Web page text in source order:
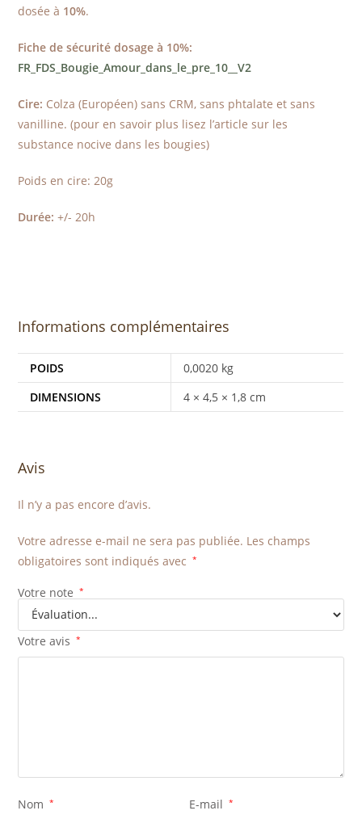
dosée à 10%.
Fiche de sécurité dosage à 10%:
FR_FDS_Bougie_Amour_dans_le_pre_10__V2
Cire: Colza (Européen) sans CRM, sans phtalate et sans
vanilline. (pour en savoir plus lisez l’article sur les
substance nocive dans les bougies)
Poids en cire: 20g
Durée: +/- 20h
Informations complémentaires
POIDS
0,0020 kg
DIMENSIONS
4 × 4,5 × 1,8 cm
Avis
Il n’y a pas encore d’avis.
Votre adresse e-mail ne sera pas publiée. Les champs
obligatoires sont indiqués avec
*
Votre note *
Votre avis *
Nom * E-mail *